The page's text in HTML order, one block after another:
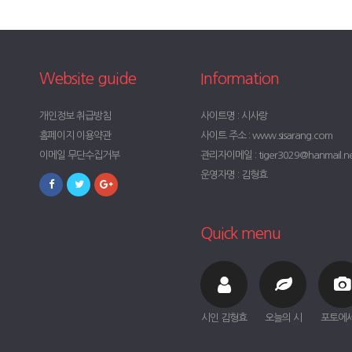
Website guide
개인정보 취급방침
홈페이지 이용약관
이메일 무단수집거부
Information
사이트명 : 시사랑
사이트 주소 : www.sisarang.com
관리자이메일 :
운영자명 : 김형효
Quick menu
시인 김형효 오늘의 시 포토에